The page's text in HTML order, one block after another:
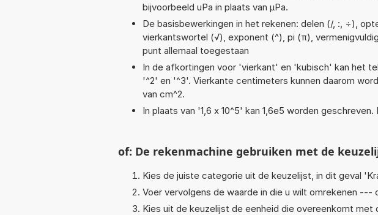
bijvoorbeeld uPa in plaats van µPa.
De basisbewerkingen in het rekenen: delen (/, :, ÷),
vierkantswortel (√), exponent (^), pi (π),
punt allemaal toegestaan
In de afkortingen voor 'vierkant' en 'kubisch' kan het
'^2' en '^3'. Vierkante centimeters kunnen daarom
van cm^2.
In plaats van '1,6 x 10^5' kan 1,6e5 worden
of: De rekenmachine gebruiken met de
Kies de juiste categorie uit de keuzelijst, in dit geval '
Voer vervolgens de waarde in die u wilt omrekenen ---
Kies uit de keuzelijst de eenheid die overeenkomt met